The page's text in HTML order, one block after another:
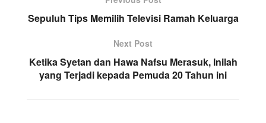
Sepuluh Tips Memilih Televisi Ramah Keluarga
Next Post
Ketika Syetan dan Hawa Nafsu Merasuk, Inilah
yang Terjadi kepada Pemuda 20 Tahun ini